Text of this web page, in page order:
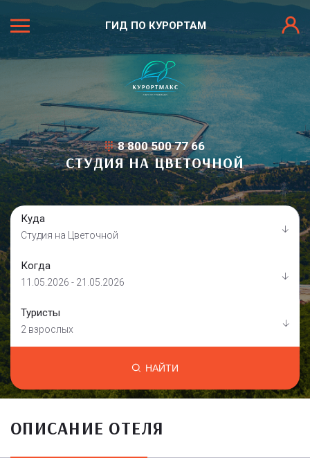
ГИД ПО КУРОРТАМ
8 800 500 77 66
СТУДИЯ НА ЦВЕТОЧНОЙ
Куда
Студия на Цветочной
Когда
11.05.2026 - 21.05.2026
Туристы
2 взрослых
НАЙТИ
ОПИСАНИЕ ОТЕЛЯ